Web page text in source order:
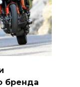
бренда